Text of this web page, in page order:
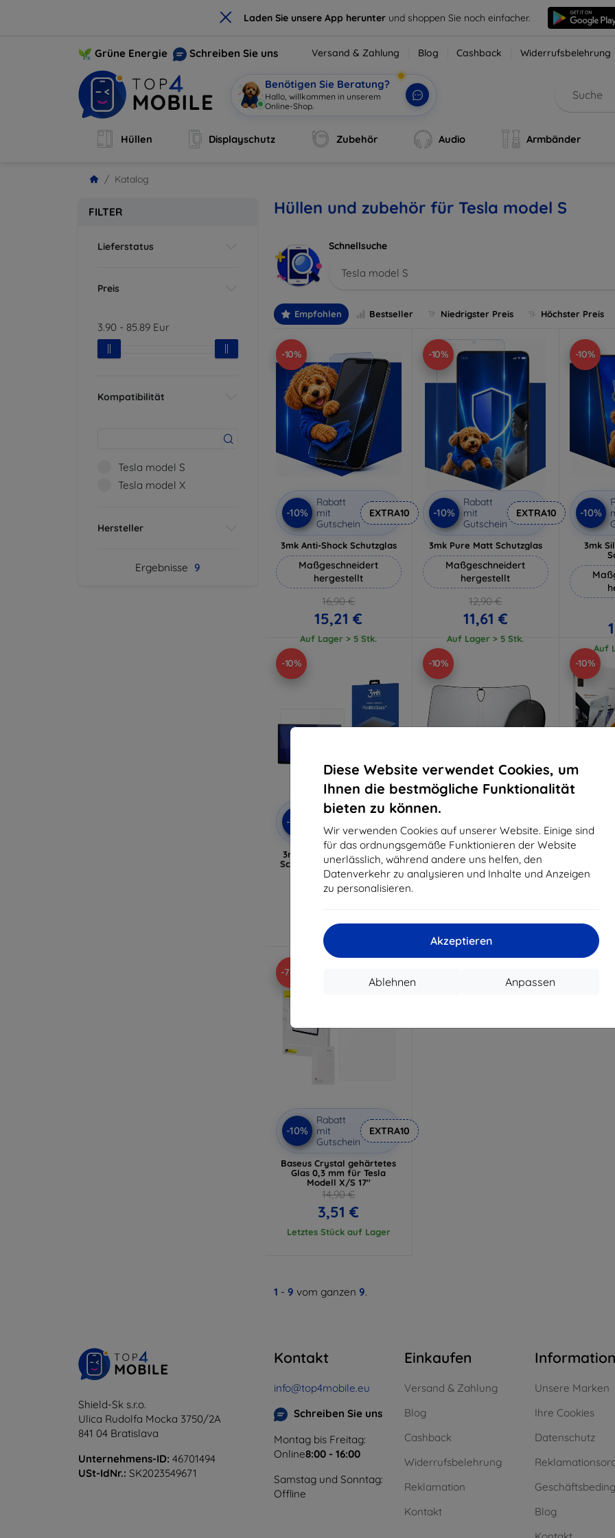
× Laden Sie unsere App herunter und shoppen Sie noch einfacher.
Diese Website verwendet Cookies, um
Ihnen die bestmögliche Funktionalität
bieten zu können.
Wir verwenden Cookies auf unserer Website. Einige sind
für das ordnungsgemäße Funktionieren der Website
unerlässlich, während andere uns helfen, den
Datenverkehr zu analysieren und Inhalte und Anzeigen
zu personalisieren.
Akzeptieren
Anpassen
Ablehnen
Grüne Energie Schreiben Sie uns Versand & Zahlung Blog Cashback Widerrufsbelehrung
Benötigen Sie Beratung?
Hallo, willkommen in unserem
Online-Shop.
Hüllen Displayschutz Zubehör Audio Armbänder
Katalog
FILTER
Lieferstatus
Preis
3.90 - 85.89 Eur
Kompatibilität
Tesla model S
Tesla model X
Hersteller
Ergebnisse 9
Hüllen und zubehör für Tesla model S
Schnellsuche
Tesla model S
Empfohlen Bestseller Niedrigster Preis Höchster Preis
-10%
-10%
Rabatt
mit
Gutschein
EXTRA10
3mk Anti-Shock Schutzglas
Maßgeschneidert
hergestellt
16,90 €
15,21 €
Auf Lager > 5 Stk.
-10%
-10%
Rabatt
mit
Gutschein
EXTRA10
3mk Pure Matt Schutzglas
Maßgeschneidert
hergestellt
12,90 €
11,61 €
Auf Lager > 5 Stk.
-10%
-10%
3mk
Auf
-10%
-10%
Rabatt
Gutschein
3mk FlexibleGlass Hybrid-
Schutzglas für Tesla Model
S
25,89 €
Auf Lager > 5 Stk.
-10%
Gutschein
Spigen Sonnenschutz für
Frontscheibe Auto, schwarz
- Tesla Model S (ACP09305)
Auf Lager 4 Stk.
-10%
SPIGEN
Tesla
S 2021
Auf
-76%
-10%
Rabatt
mit
Gutschein
EXTRA10
Baseus Crystal gehärtetes
Glas 0,3 mm für Tesla
Modell X/S 17''
14,90 €
3,51 €
Letztes Stück auf Lager
1 - 9 vom ganzen 9.
Shield-Sk s.r.o.
Ulica Rudolfa Mocka 3750/2A
841 04 Bratislava
Unternehmens-ID: 46701494
USt-IdNr.: SK2023549671
Kontakt
info@top4mobile.eu
Schreiben Sie uns
Montag bis Freitag:
Online8:00 - 16:00
Samstag und Sonntag:
Offline
Einkaufen
Versand & Zahlung
Blog
Cashback
Widerrufsbelehrung
Reklamation
Kontakt
Information
Unsere Marken
Ihre Cookies
Datenschutz
Blog